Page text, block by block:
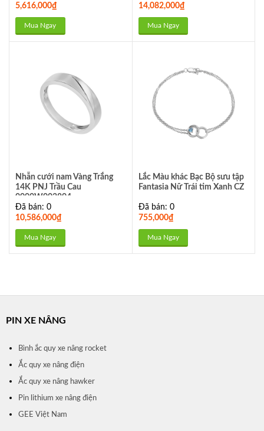
5,616,000₫
Mua Ngay
14,082,000₫
Mua Ngay
Nhẫn cưới nam Vàng Trắng
14K PNJ Trầu Cau
0000W002804
Đã bán: 0
10,586,000₫
Mua Ngay
Lắc Màu khác Bạc Bộ sưu tập
Fantasia Nữ Trái tim Xanh CZ
Đã bán: 0
755,000₫
Mua Ngay
PIN XE NÂNG
Bình ắc quy xe nâng rocket
Ắc quy xe nâng điện
Ắc quy xe nâng hawker
Pin lithium xe nâng điện
GEE Việt Nam